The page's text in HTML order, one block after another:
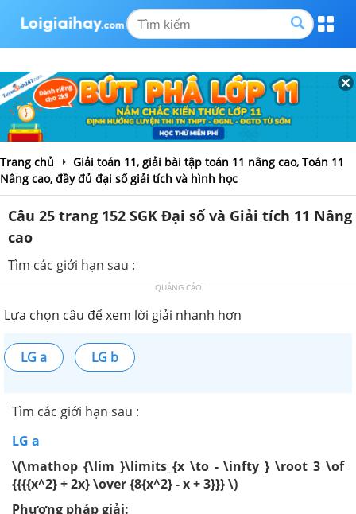
Trang chủ
Giải toán 11, giải bài tập toán 11 nâng cao, Toán 11
Nâng cao, đầy đủ đại số giải tích và hình học
Câu 25 trang 152 SGK Đại số và Giải tích 11 Nâng
cao
Tìm các giới hạn sau :
QUẢNG CÁO
Lựa chọn câu để xem lời giải nhanh hơn
LG a LG b
Tìm các giới hạn sau :
LG a
\(\mathop {\lim }\limits_{x \to - \infty } \root 3 \of
{{{{x^2} + 2x} \over {8{x^2} - x + 3}}} \)
Phương pháp giải: